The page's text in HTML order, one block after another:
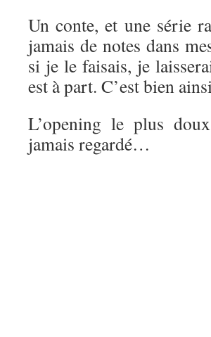
Un conte, et une série
jamais de notes dans
si je le faisais, je
est à part. C’est bien
L’opening le plus
jamais regardé…